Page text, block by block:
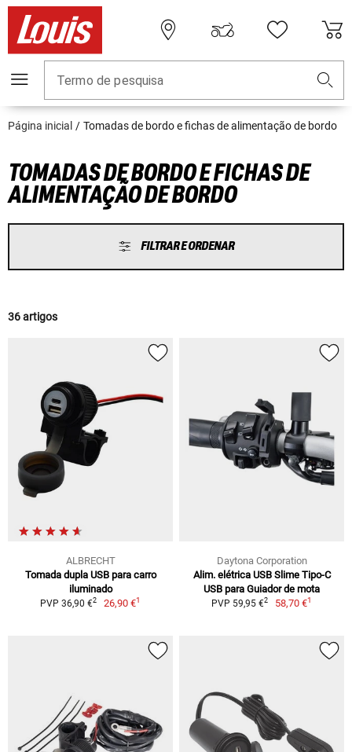
Termo de pesquisa
Página inicial Tomadas de bordo e fichas de alimentação de bordo
TOMADAS DE BORDO E FICHAS DE
ALIMENTAÇÃO DE BORDO
FILTRAR E ORDENAR
36 artigos
ALBRECHT
Tomada dupla USB para carro
iluminado
PVP 36,90 €2 26,90 €1
Daytona Corporation
Alim. elétrica USB Slime Tipo-C
USB para Guiador de mota
PVP 59,95 €2 58,70 €1